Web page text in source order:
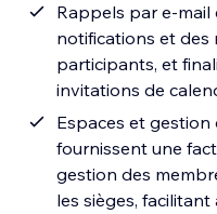
Rappels par e-mail
notifications et des
participants, et
invitations de
Espaces et gestion
fournissent une
gestion des
les sièges,